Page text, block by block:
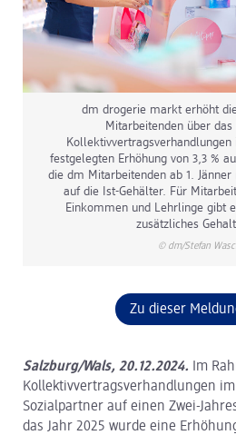
dm drogerie markt erhöht
Mitarbeitenden über das
festgelegten Erhöhung von 3,3 %
die dm Mitarbeitenden ab 1.
auf die Ist-Gehälter. Für
Einkommen und Lehrlinge gibt
zusätzliches
© dm/Stefan
Zu dieser
Salzburg/Wals, 20.12.2024.
Im
Kollektivvertragsverhandlungen
Sozialpartner auf einen Zwei-
das Jahr 2025 wurde eine